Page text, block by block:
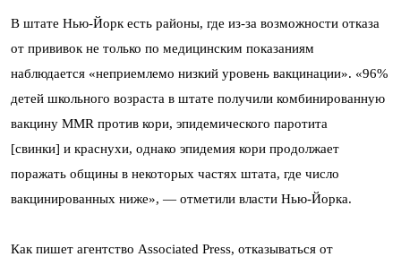
В штате Нью-Йорк есть районы, где из-за возможности отказа
от прививок не только по медицинским показаниям
наблюдается «неприемлемо низкий уровень вакцинации». «96%
детей школьного возраста в штате получили комбинированную
вакцину MMR против кори, эпидемического паротита
[свинки] и краснухи, однако эпидемия кори продолжает
поражать общины в некоторых частях штата, где число
вакцинированных ниже», — отметили власти Нью-Йорка.
Как пишет агентство Associated Press, отказываться от